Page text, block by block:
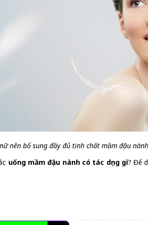
nên bổ sung đầy đủ tinh chất mầm đậu
uống mầm đậu nành có tác dụng gì? Để